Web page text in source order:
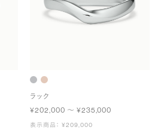
ラック
¥202,000 〜 ¥235,000
表示商品： ¥209,000